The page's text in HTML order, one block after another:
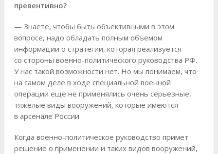
превентивно?
— Знаете, чтобы быть объективными в этом
вопросе, надо обладать полным объемом
информации о стратегии, которая реализуется
со стороны военно-политического руководства РФ.
У нас такой возможности нет. Но мы понимаем, что
на самом деле в ходе специальной военной
операции еще не применялись очень серьезные,
тяжёлые виды вооружений, которые имеются
в арсенале России.
Когда военно-политическое руководство примет
решение о применении и таких видов вооружений,